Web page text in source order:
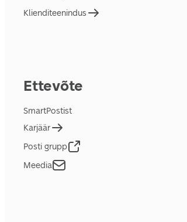
Klienditeenindus
Ettevõte
SmartPostist
Karjäär
Posti grupp
Meedia